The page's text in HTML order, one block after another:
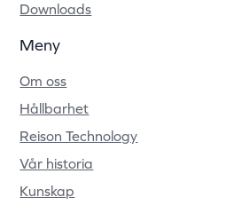
Downloads
Meny
Om oss
Hållbarhet
Reison Technology
Vår historia
Kunskap